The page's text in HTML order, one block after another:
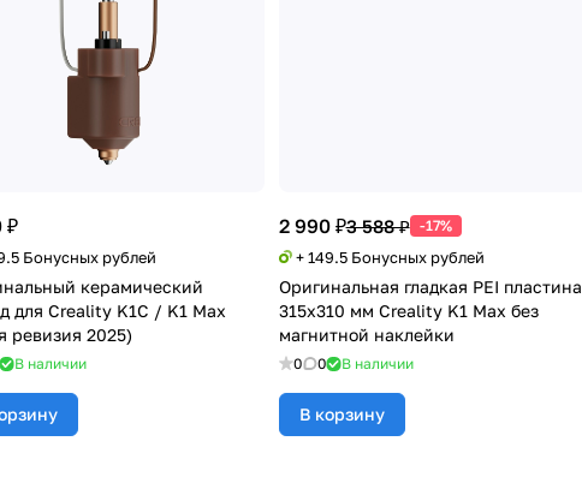
₽
Бонусных рублей
керамический
для Creality K1C / K1 Max
ревизия 2025)
В наличии
2 990 ₽3 588 ₽ -17%
+ 149.5 Бонусных рублей
Оригинальная гладкая PEI пластина
315х310 мм Creality K1 Max без
магнитной наклейки
0 0 В наличии
В корзину